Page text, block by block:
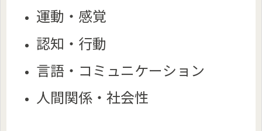
運動・感覚
認知・行動
言語・コミュニケーション
人間関係・社会性